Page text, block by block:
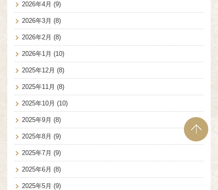
2026年4月 (9)
2026年3月 (8)
2026年2月 (8)
2026年1月 (10)
2025年12月 (8)
2025年11月 (8)
2025年10月 (10)
2025年9月 (8)
2025年8月 (9)
2025年7月 (9)
2025年6月 (8)
2025年5月 (9)